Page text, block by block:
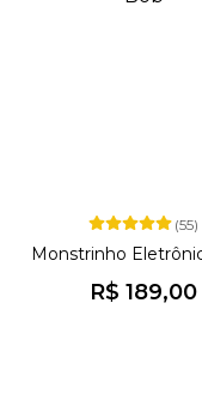
(55)
Monstrinho
R$ 189,00